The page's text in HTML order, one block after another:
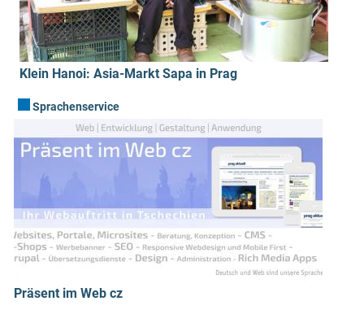
Klein Hanoi: Asia-Markt Sapa in Prag
Sprachenservice
Präsent im Web cz